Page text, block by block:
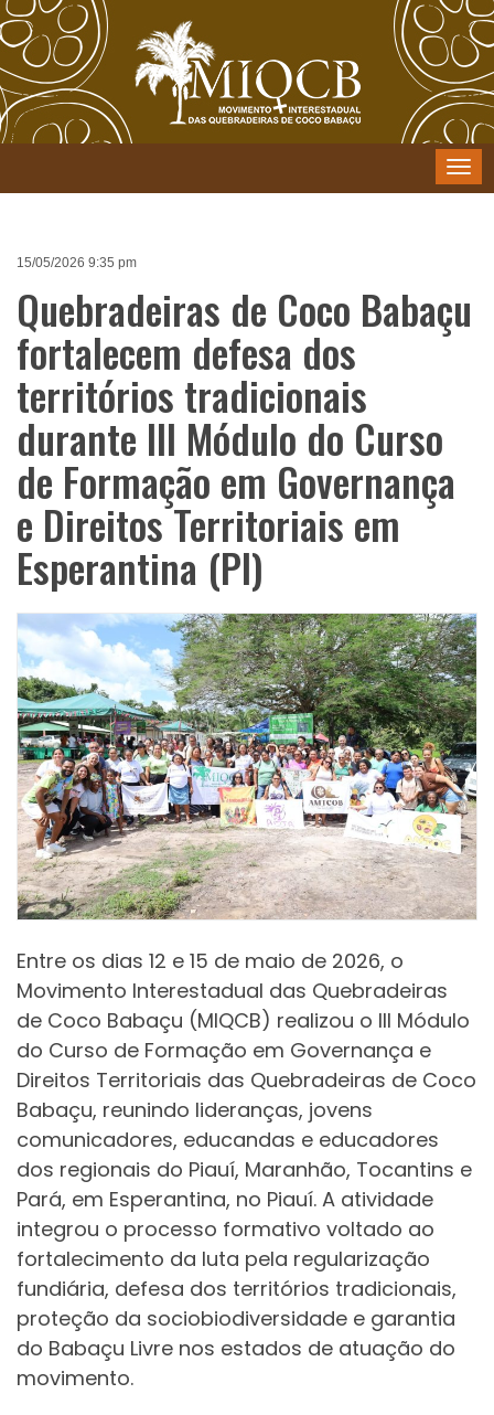
Menu
15/05/2026 9:35 pm
Quebradeiras de Coco Babaçu
fortalecem defesa dos
territórios tradicionais
durante III Módulo do Curso
de Formação em Governança
e Direitos Territoriais em
Esperantina (PI)
Entre os dias 12 e 15 de maio de 2026, o
Movimento Interestadual das Quebradeiras
de Coco Babaçu (MIQCB) realizou o III Módulo
do Curso de Formação em Governança e
Direitos Territoriais das Quebradeiras de Coco
Babaçu, reunindo lideranças, jovens
comunicadores, educandas e educadores
dos regionais do Piauí, Maranhão, Tocantins e
Pará, em Esperantina, no Piauí. A atividade
integrou o processo formativo voltado ao
fortalecimento da luta pela regularização
fundiária, defesa dos territórios tradicionais,
proteção da sociobiodiversidade e garantia
do Babaçu Livre nos estados de atuação do
movimento.